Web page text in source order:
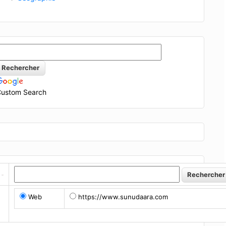
Search
Web https://www.sunudaara.com